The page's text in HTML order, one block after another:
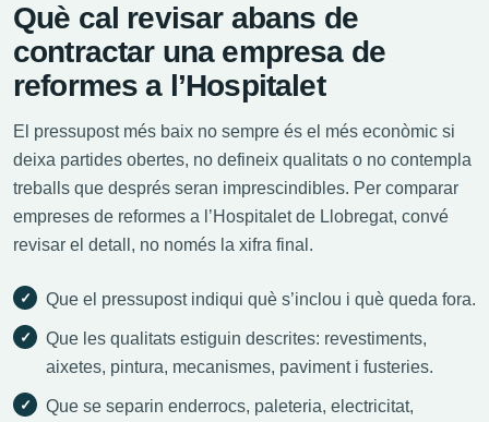
Què cal revisar abans de
contractar una empresa de
reformes a l’Hospitalet
El pressupost més baix no sempre és el més econòmic si
deixa partides obertes, no defineix qualitats o no contempla
treballs que després seran imprescindibles. Per comparar
empreses de reformes a l’Hospitalet de Llobregat, convé
revisar el detall, no només la xifra final.
Que el pressupost indiqui què s’inclou i què queda fora.
Que les qualitats estiguin descrites: revestiments,
aixetes, pintura, mecanismes, paviment i fusteries.
Que se separin enderrocs, paleteria, electricitat,